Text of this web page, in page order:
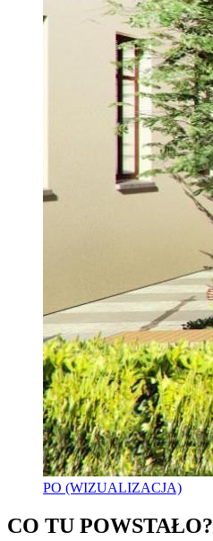
PO (WIZUALIZACJA)
CO TU POWSTAŁO?